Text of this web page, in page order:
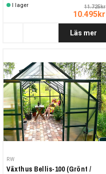
I lager
11.725kr
10.495kr
Läs mer
RW
Växthus Bellis-100 (Grönt /